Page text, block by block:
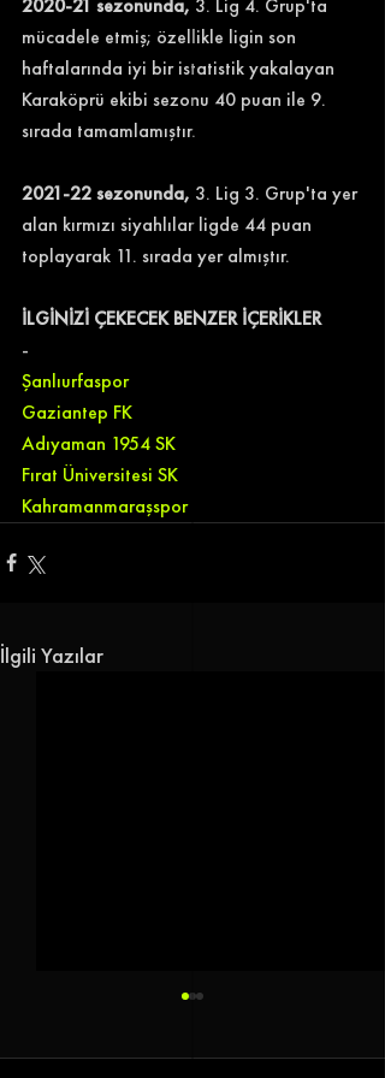
mücadele etmiş; özellikle ligin son
haftalarında iyi bir istatistik yakalayan
Karaköprü ekibi sezonu 40 puan ile 9.
sırada tamamlamıştır.
2021-22 sezonunda, 3. Lig 3. Grup'ta yer
alan kırmızı siyahlılar ligde 44 puan
toplayarak 11. sırada yer almıştır.
İLGİNİZİ ÇEKECEK BENZER İÇERİKLER
-
Şanlıurfaspor
Gaziantep FK
Adıyaman 1954 SK
Fırat Üniversitesi SK
Kahramanmaraşspor
İlgili Yazılar